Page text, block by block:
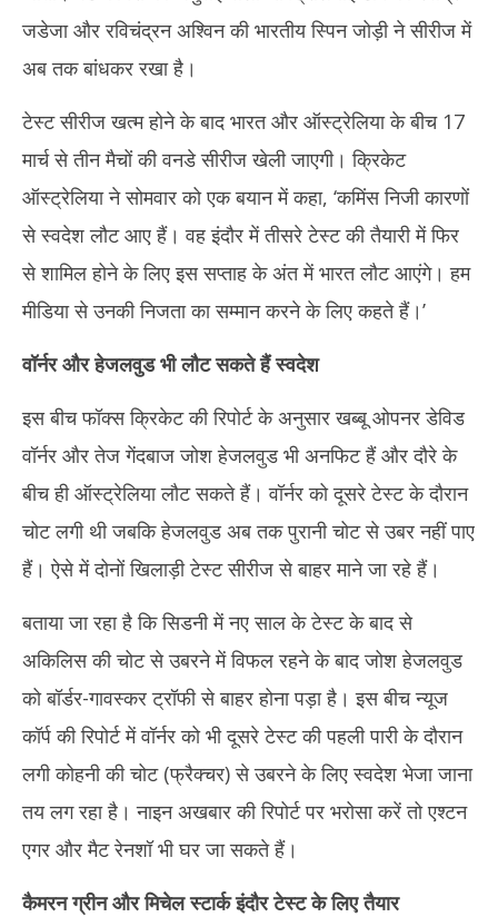
जडेजा और रविचंद्रन अश्विन की भारतीय स्पिन जोड़ी ने सीरीज में
अब तक बांधकर रखा है।
टेस्ट सीरीज खत्म होने के बाद भारत और ऑस्ट्रेलिया के बीच 17
मार्च से तीन मैचों की वनडे सीरीज खेली जाएगी। क्रिकेट
ऑस्ट्रेलिया ने सोमवार को एक बयान में कहा, ‘कमिंस निजी कारणों
से स्वदेश लौट आए हैं। वह इंदौर में तीसरे टेस्ट की तैयारी में फिर
से शामिल होने के लिए इस सप्ताह के अंत में भारत लौट आएंगे। हम
मीडिया से उनकी निजता का सम्मान करने के लिए कहते हैं।’
वॉर्नर और हेजलवुड भी लौट सकते हैं स्वदेश
इस बीच फॉक्स क्रिकेट की रिपोर्ट के अनुसार खब्बू ओपनर डेविड
वॉर्नर और तेज गेंदबाज जोश हेजलवुड भी अनफिट हैं और दौरे के
बीच ही ऑस्ट्रेलिया लौट सकते हैं। वॉर्नर को दूसरे टेस्ट के दौरान
चोट लगी थी जबकि हेजलवुड अब तक पुरानी चोट से उबर नहीं पाए
हैं। ऐसे में दोनों खिलाड़ी टेस्ट सीरीज से बाहर माने जा रहे हैं।
बताया जा रहा है कि सिडनी में नए साल के टेस्ट के बाद से
अकिलिस की चोट से उबरने में विफल रहने के बाद जोश हेजलवुड
को बॉर्डर-गावस्कर ट्रॉफी से बाहर होना पड़ा है। इस बीच न्यूज
कॉर्प की रिपोर्ट में वॉर्नर को भी दूसरे टेस्ट की पहली पारी के दौरान
लगी कोहनी की चोट (फ्रैक्चर) से उबरने के लिए स्वदेश भेजा जाना
तय लग रहा है। नाइन अखबार की रिपोर्ट पर भरोसा करें तो एश्टन
एगर और मैट रेनशॉ भी घर जा सकते हैं।
कैमरन ग्रीन और मिचेल स्टार्क इंदौर टेस्ट के लिए तैयार